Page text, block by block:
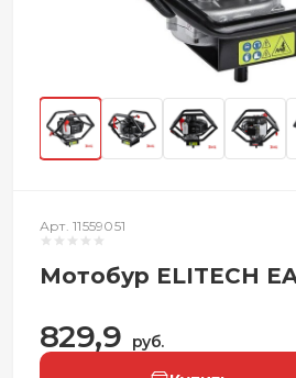
Арт. 11559051
Мотобур ELITECH
829,9 руб.